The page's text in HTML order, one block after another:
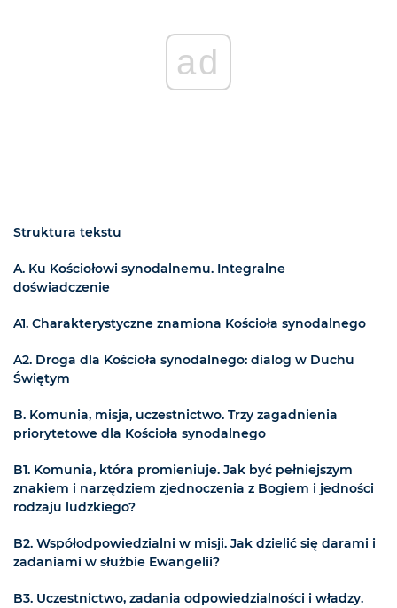
ad
Struktura tekstu
A. Ku Kościołowi synodalnemu. Integralne
doświadczenie
A1. Charakterystyczne znamiona Kościoła synodalnego
A2. Droga dla Kościoła synodalnego: dialog w Duchu
Świętym
B. Komunia, misja, uczestnictwo. Trzy zagadnienia
priorytetowe dla Kościoła synodalnego
B1. Komunia, która promieniuje. Jak być pełniejszym
znakiem i narzędziem zjednoczenia z Bogiem i jedności
rodzaju ludzkiego?
B2. Współodpowiedzialni w misji. Jak dzielić się darami i
zadaniami w służbie Ewangelii?
B3. Uczestnictwo, zadania odpowiedzialności i władzy.